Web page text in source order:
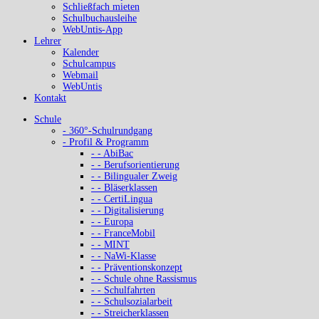
Schließfach mieten
Schulbuchausleihe
WebUntis-App
Lehrer
Kalender
Schulcampus
Webmail
WebUntis
Kontakt
Schule
- 360°-Schulrundgang
- Profil & Programm
- - AbiBac
- - Berufsorientierung
- - Bilingualer Zweig
- - Bläserklassen
- - CertiLingua
- - Digitalisierung
- - Europa
- - FranceMobil
- - MINT
- - NaWi-Klasse
- - Präventionskonzept
- - Schule ohne Rassismus
- - Schulfahrten
- - Schulsozialarbeit
- - Streicherklassen